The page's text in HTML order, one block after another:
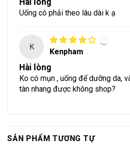
Uống có phải theo lâu dài k ạ
K
Kenpham
Hài lòng
Ko có mụn , uống để dưỡng da,
tàn nhang được không shop?
SẢN PHẨM TƯƠNG TỰ